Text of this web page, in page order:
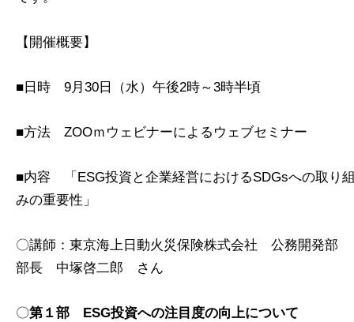
【開催概要】
■日時 9月30日（水）午後2時～3時半頃
■方法 ZOOｍウェビナーによるウェブセミナー
■内容 「ESG投資と企業経営におけるSDGsへの取り
みの重要性」
〇講師：東京海上日動火災保険株式会社 公務開発部
部長 中塚啓二郎 さん
〇第１部 ESG投資への注目度の向上について